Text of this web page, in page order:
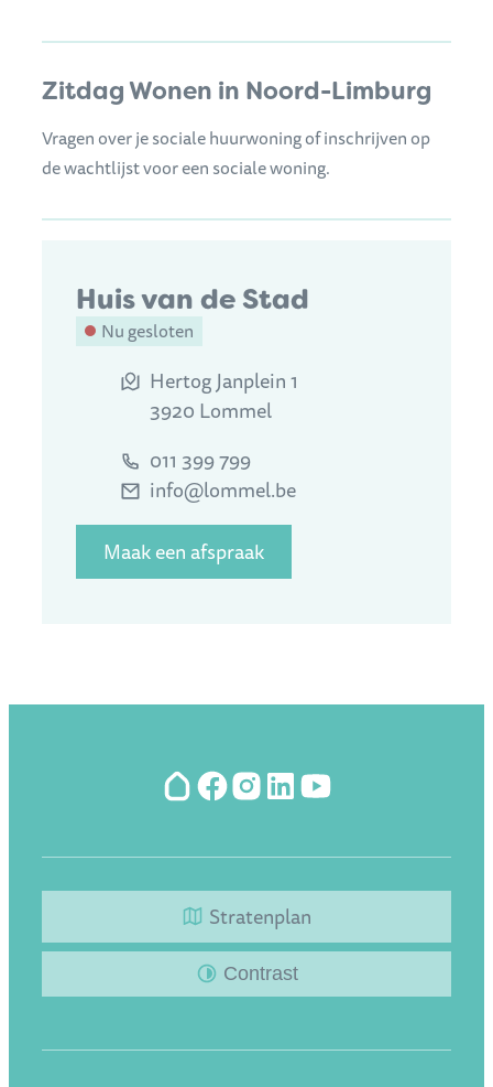
Zitdag Wonen in Noord-Limburg
Vragen over je sociale huurwoning of inschrijven op
de wachtlijst voor een sociale woning.
Contact
Huis van de Stad
Nu gesloten
Maak een afspraak
Adres
Hertog Janplein 1
,3920 Lommel
011 399 799
E-mail info@lommel.be
HoplrFacebook
Instagram
LinkedIn
YouTube
Stratenplan
Contrast